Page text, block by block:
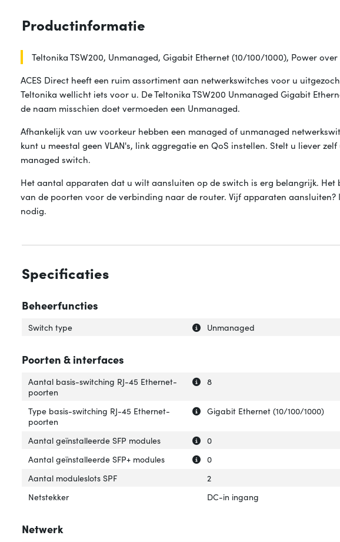
Productinformatie
Teltonika TSW200, Unmanaged, Gigabit Ethernet (10/100/1000), Power
ACES Direct heeft een ruim assortiment aan netwerkswitches voor u
Teltonika wellicht iets voor u. De Teltonika TSW200 Unmanaged Gigabit
de naam misschien doet vermoeden een Unmanaged.
Afhankelijk van uw voorkeur hebben een managed of unmanaged
kunt u meestal geen VLAN's, link aggregatie en QoS instellen. Stelt u liever
managed switch.
Het aantal apparaten dat u wilt aansluiten op de switch is erg belangrijk. Het
van de poorten voor de verbinding naar de router. Vijf apparaten
nodig.
Specificaties
Beheerfuncties
Uitleg over 'Switch type'
Verberg uitleg over 'Switch type'
Switch type Unmanaged
Poorten & interfaces
Uitleg over 'Aantal basis-switching
Verberg uitleg over 'Aantal basis-
Aantal basis-switching RJ-45 Ethernet-
poorten
8
Uitleg over 'Type basis-switching
Verberg uitleg over 'Type basis-
Type basis-switching RJ-45 Ethernet-
poorten
Gigabit Ethernet (10/100/1000)
Uitleg over 'Aantal geïnstalleerde
Verberg uitleg over 'Aantal
Aantal geïnstalleerde SFP modules
0
Uitleg over 'Aantal geïnstalleerde
Verberg uitleg over 'Aantal
Aantal geïnstalleerde SFP+ modules
0
Aantal moduleslots SPF
2
Netstekker
DC-in ingang
Netwerk